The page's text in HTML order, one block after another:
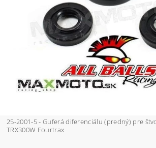
25-2001-5 - Guferá diferenciálu (predný) pre
TRX300W Fourtrax